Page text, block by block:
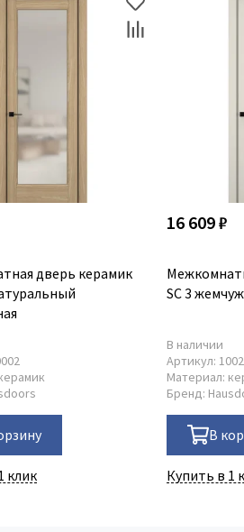
дверь керамик
клик
16 609 ₽
SC 3
В наличии
Артикул:
Материал:
Бренд:
В
Купить в 1